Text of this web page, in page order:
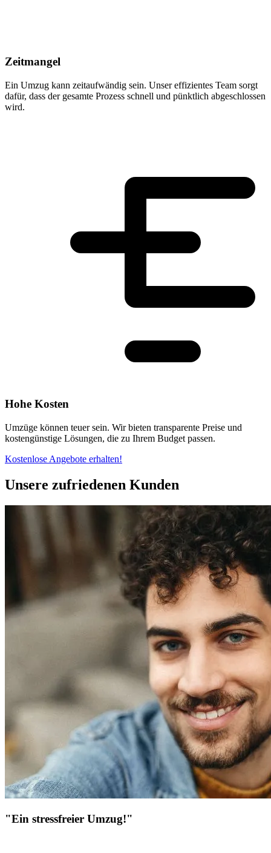
Zeitmangel
Ein Umzug kann zeitaufwändig sein. Unser effizientes Team sorgt
dafür, dass der gesamte Prozess schnell und pünktlich abgeschlossen
wird.
Hohe Kosten
Umzüge können teuer sein. Wir bieten transparente Preise und
kostengünstige Lösungen, die zu Ihrem Budget passen.
Kostenlose Angebote erhalten!
Unsere zufriedenen Kunden
"Ein stressfreier Umzug!"